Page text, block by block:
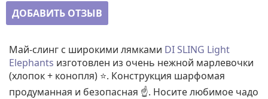
ДОБАВИТЬ ОТЗЫВ
Май-слинг с широкими лямками DI SLING Light
Elephants изготовлен из очень нежной марлевочки
(хлопок + конопля) ⭐. Конструкция шарфомая
продуманная и безопасная ☝️. Носите любимое чадо